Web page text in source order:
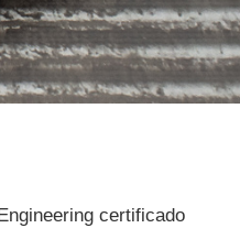
certificado